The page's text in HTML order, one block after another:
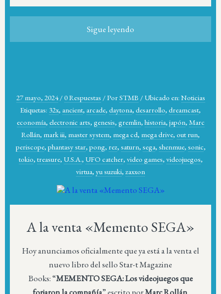
Sigue leyendo
27 mayo, 2024 /0 Respuestas /PorSTMB / Ubicado en: Noticias
Etiquetas: 32x, ancient, arcade, daytona, desarrollo, dreamcast,
economía, electronic arts, genesis, gremlin, historia, japón, Marc
Rollán, mark iii, master system, mega cd, mega drive, out run,
periscope, phantasy star, pong, rez, saturn, sega, shenmue, sonic,
tokio, treasure, U.S.A., UFO catcher, video games, videojuegos,
virtua, yu suzuki, zaxxon
A la venta «Memento SEGA»
Hoy anunciamos oficialmente que ya está a la venta el
nuevo libro del sello Star-t Magazine
Books: “MEMENTO SEGA: Los videojuegos que